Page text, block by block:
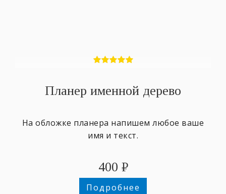
Планер именной дерево
На обложке планера напишем любое ваше
имя и текст.
400 ₽
Подробнее